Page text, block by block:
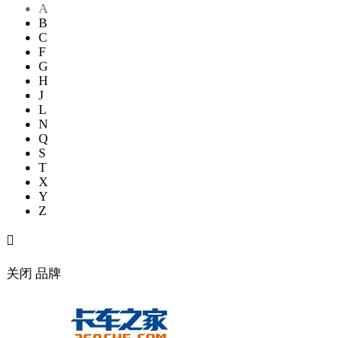
A
B
C
F
G
H
J
L
N
Q
S
T
X
Y
Z

关闭 品牌